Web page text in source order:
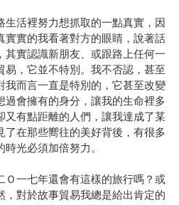
生活裡努力想抓取的一點真實，因
實實的我看著對方的眼睛，說著話
其實認識新朋友、或跟路上任何一
易，它並不特別。我不否認，甚至
我而言一直是特別的，它甚至改變
過會擁有的身分，讓我的生命裡多
又有點距離的人們，讓我達成了某
了在那些嚮往的美好背後，有很多
光必須加倍努力。
Ｏ一七年還會有這樣的旅行嗎？或
，對於故事貿易我總是給出肯定的